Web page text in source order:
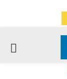
PRIMARY